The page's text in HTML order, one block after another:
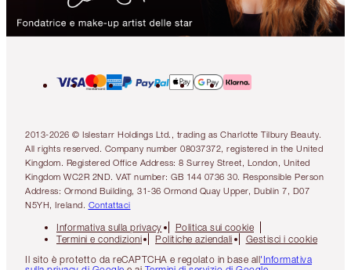
2013-2026 © Islestarr Holdings Ltd., trading as Charlotte Tilbury Beauty.
All rights reserved. Company number 08037372, registered in the United
Kingdom. Registered Office Address: 8 Surrey Street, London, United
Kingdom WC2R 2ND. VAT number: GB 144 0736 30. Responsible Person
Address: Ormond Building, 31-36 Ormond Quay Upper, Dublin 7, D07
N5YH, Ireland.
Contattaci
Informativa sulla privacy
Politica sui cookie
Termini e condizioni
Politiche aziendali
Gestisci i cookie
Il sito è protetto da reCAPTCHA e regolato in base all'Informativa